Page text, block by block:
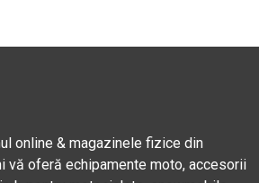
online & magazinele fizice din
vă oferă echipamente moto, accesorii